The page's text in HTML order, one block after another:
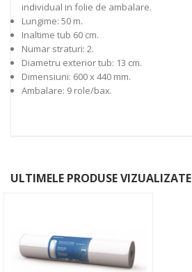
individual in folie de ambalare.
Lungime: 50 m.
Inaltime tub 60 cm.
Numar straturi: 2.
Diametru exterior tub: 13 cm.
Dimensiuni: 600 x 440 mm.
Ambalare: 9 role/bax.
ULTIMELE PRODUSE VIZUALIZATE